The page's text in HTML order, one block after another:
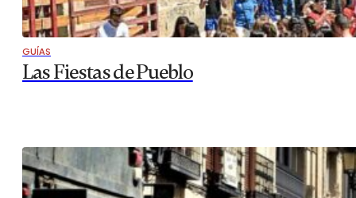
GUÍAS
Las Fiestas de Pueblo